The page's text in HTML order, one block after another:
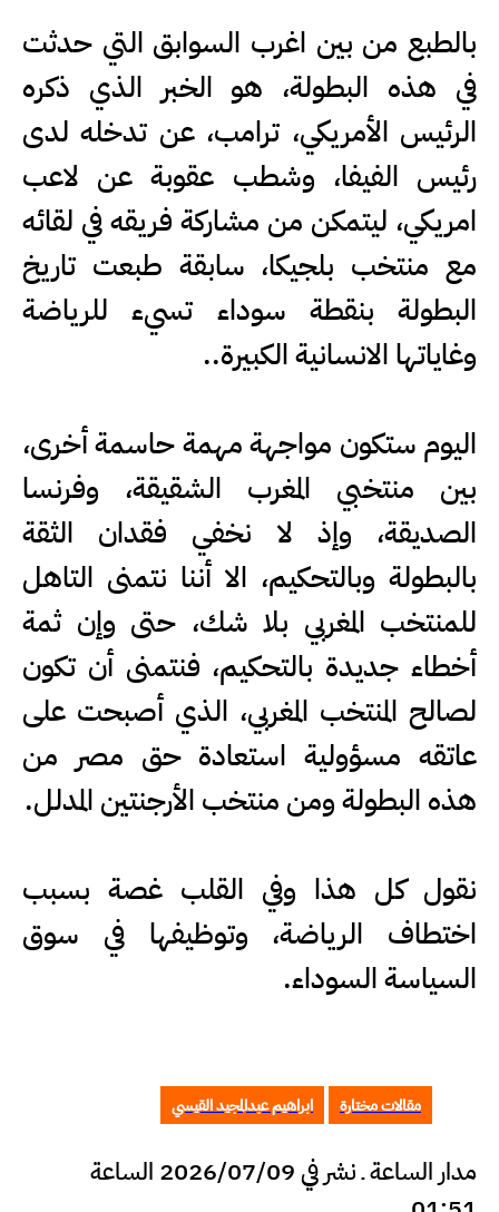
بالطبع من بين اغرب السوابق التي حدثت
في هذه البطولة، هو الخبر الذي ذكره
الرئيس الأمريكي، ترامب، عن تدخله لدى
رئيس الفيفا، وشطب عقوبة عن لاعب
امريكي، ليتمكن من مشاركة فريقه في لقائه
مع منتخب بلجيكا، سابقة طبعت تاريخ
البطولة بنقطة سوداء تسيء للرياضة
وغاياتها الانسانية الكبيرة..
اليوم ستكون مواجهة مهمة حاسمة أخرى،
بين منتخبي المغرب الشقيقة، وفرنسا
الصديقة، وإذ لا نخفي فقدان الثقة
بالبطولة وبالتحكيم، الا أننا نتمنى التاهل
للمنتخب المغربي بلا شك، حتى وإن ثمة
أخطاء جديدة بالتحكيم، فنتمنى أن تكون
لصالح المنتخب المغربي، الذي أصبحت على
عاتقه مسؤولية استعادة حق مصر من
هذه البطولة ومن منتخب الأرجنتين المدلل.
نقول كل هذا وفي القلب غصة بسبب
اختطاف الرياضة، وتوظيفها في سوق
السياسة السوداء.
مقالات مختارة ابراهيم عبدالمجيد القيسي
مدار الساعة ـ نشر في 2026/07/09 الساعة